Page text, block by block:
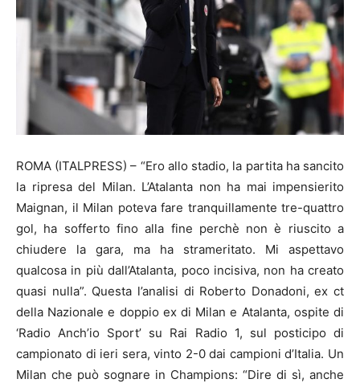
ROMA (ITALPRESS) – “Ero allo stadio, la partita ha sancito
la ripresa del Milan. L’Atalanta non ha mai impensierito
Maignan, il Milan poteva fare tranquillamente tre-quattro
gol, ha sofferto fino alla fine perchè non è riuscito a
chiudere la gara, ma ha strameritato. Mi aspettavo
qualcosa in più dall’Atalanta, poco incisiva, non ha creato
quasi nulla”. Questa l’analisi di Roberto Donadoni, ex ct
della Nazionale e doppio ex di Milan e Atalanta, ospite di
‘Radio Anch’io Sport’ su Rai Radio 1, sul posticipo di
campionato di ieri sera, vinto 2-0 dai campioni d’Italia. Un
Milan che può sognare in Champions: “Dire di sì, anche